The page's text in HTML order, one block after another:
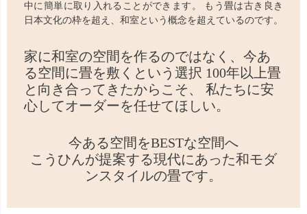
中に簡単に取り入れることができます。 もう畳は古き良き
日本文化の枠を超え、和室という概念を超えているのです。
家に和室の空間を作るのではなく、 今あ
る空間に畳を敷くという選択 100年以上畳
と向き合ってきたからこそ、
私たちに安
心してオーダーを任せてほしい。
今ある空間をBESTな空間へ
こうひんが提案する現代にあった和モダ
ンスタイルの畳です。